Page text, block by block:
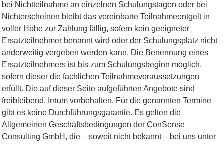
bei Nichtteilnahme an einzelnen Schulungstagen oder bei
Nichterscheinen bleibt das vereinbarte Teilnahmeentgelt in
voller Höhe zur Zahlung fällig, sofern kein geeigneter
Ersatzteilnehmer benannt wird oder der Schulungsplatz nicht
anderweitig vergeben werden kann. Die Benennung eines
Ersatzteilnehmers ist bis zum Schulungsbeginn möglich,
sofern dieser die fachlichen Teilnahmevoraussetzungen
erfüllt. Die auf dieser Seite aufgeführten Angebote sind
freibleibend, Irrtum vorbehalten. Für die genannten Termine
gibt es keine Durchführungsgarantie. Es gelten die
Allgemeinen Geschäftsbedingungen der ConSense
Consulting GmbH, die – soweit nicht bekannt – bei uns unter